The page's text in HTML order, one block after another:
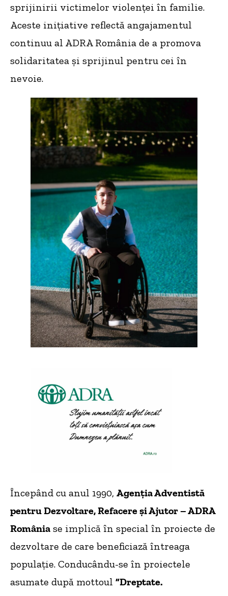
sprijinirii victimelor violenței în familie.
Aceste inițiative reflectă angajamentul
continuu al ADRA România de a promova
solidaritatea și sprijinul pentru cei în
nevoie.
Începând cu anul 1990, Agenţia Adventistă
pentru Dezvoltare, Refacere și Ajutor – ADRA
România se implică în special în proiecte de
dezvoltare de care beneficiază întreaga
populație. Conducându-se în proiectele
asumate după mottoul ”Dreptate.